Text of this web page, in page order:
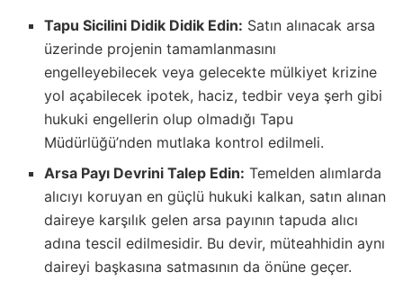
Tapu Sicilini Didik Didik Edin: Satın alınacak arsa
üzerinde projenin tamamlanmasını
engelleyebilecek veya gelecekte mülkiyet krizine
yol açabilecek ipotek, haciz, tedbir veya şerh gibi
hukuki engellerin olup olmadığı Tapu
Müdürlüğü’nden mutlaka kontrol edilmeli.
Arsa Payı Devrini Talep Edin: Temelden alımlarda
alıcıyı koruyan en güçlü hukuki kalkan, satın alınan
daireye karşılık gelen arsa payının tapuda alıcı
adına tescil edilmesidir. Bu devir, müteahhidin aynı
daireyi başkasına satmasının da önüne geçer.